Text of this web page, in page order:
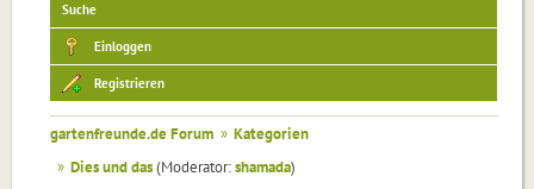
Suche
Einloggen
Registrieren
gartenfreunde.de Forum » Kategorien
» Dies und das(Moderator:shamada)